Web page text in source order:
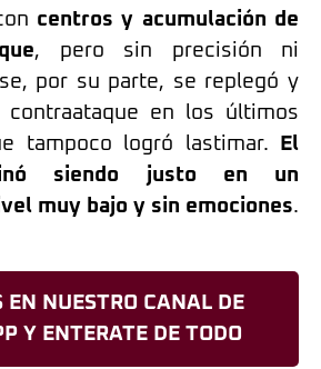
centros y acumulación de
, pero sin precisión ni
por su parte, se replegó y
contraataque en los últimos
tampoco logró lastimar.
El
siendo justo en un
muy bajo y sin emociones.
EN NUESTRO CANAL DE
Y ENTERATE DE TODO